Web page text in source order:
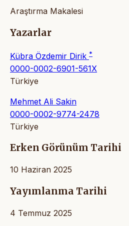
Araştırma Makalesi
Yazarlar
Kübra Özdemir Dirik *
0000-0002-6901-561X
Türkiye
Mehmet Ali Sakin
0000-0002-9774-2478
Türkiye
Erken Görünüm Tarihi
10 Haziran 2025
Yayımlanma Tarihi
4 Temmuz 2025